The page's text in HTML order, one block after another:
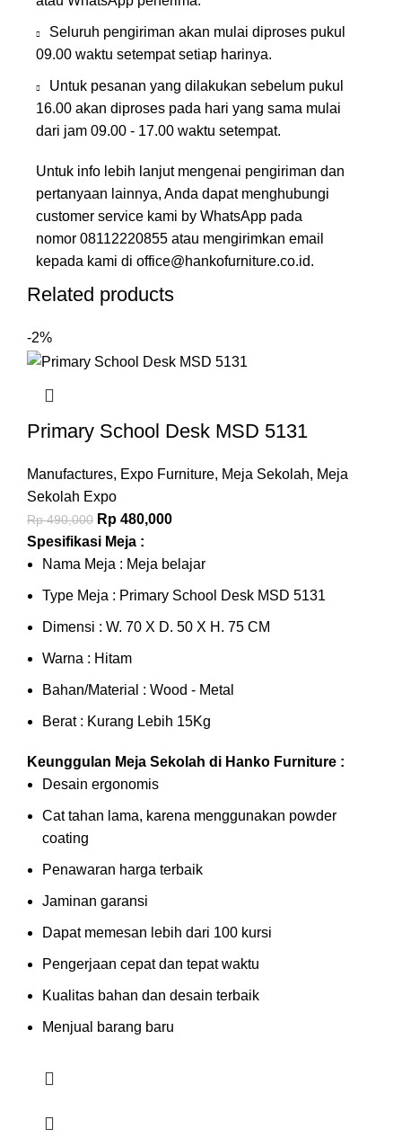
Seluruh pengiriman akan mulai diproses pukul
09.00 waktu setempat setiap harinya.
Untuk pesanan yang dilakukan sebelum pukul
16.00 akan diproses pada hari yang sama mulai
dari jam 09.00 - 17.00 waktu setempat.
Untuk info lebih lanjut mengenai pengiriman dan
pertanyaan lainnya, Anda dapat menghubungi
customer service kami by WhatsApp pada
nomor 08112220855 atau mengirimkan email
kepada kami di office@hankofurniture.co.id.
Related products
-2%
Primary School Desk MSD 5131
Manufactures, Expo Furniture, Meja Sekolah, Meja
Sekolah Expo
Rp490,000 Rp 480,000
Spesifikasi Meja :
Nama Meja : Meja belajar
Type Meja : Primary School Desk MSD 5131
Dimensi : W. 70 X D. 50 X H. 75 CM
Warna : Hitam
Bahan/Material : Wood - Metal
Berat : Kurang Lebih 15Kg
Keunggulan Meja Sekolah di Hanko Furniture :
Desain ergonomis
Cat tahan lama, karena menggunakan powder
coating
Penawaran harga terbaik
Jaminan garansi
Dapat memesan lebih dari 100 kursi
Pengerjaan cepat dan tepat waktu
Kualitas bahan dan desain terbaik
Menjual barang baru